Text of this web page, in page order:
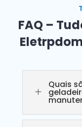
FAQ –
L
Quais